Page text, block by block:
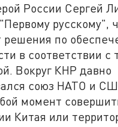
России Сергей
русскому",
решения по
в соответствии с
Вокруг КНР давно
союз НАТО и
момент
Китая или